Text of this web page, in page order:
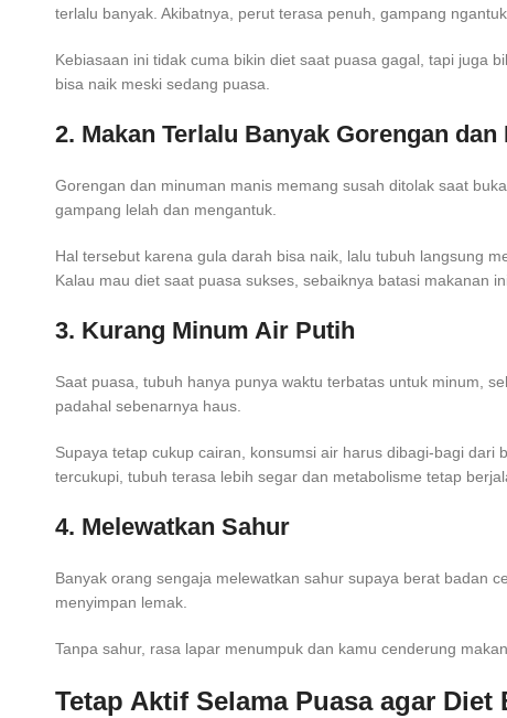
terlalu banyak. Akibatnya, perut terasa penuh, gampang
Kebiasaan ini tidak cuma bikin diet saat puasa gagal, tapi juga
bisa naik meski sedang puasa.
2. Makan Terlalu Banyak Gorengan dan
Gorengan dan minuman manis memang susah ditolak saat
gampang lelah dan mengantuk.
Hal tersebut karena gula darah bisa naik, lalu tubuh langsung
Kalau mau diet saat puasa sukses, sebaiknya batasi makanan
3. Kurang Minum Air Putih
Saat puasa, tubuh hanya punya waktu terbatas untuk minum,
padahal sebenarnya haus.
Supaya tetap cukup cairan, konsumsi air harus dibagi-bagi
tercukupi, tubuh terasa lebih segar dan metabolisme tetap
4. Melewatkan Sahur
Banyak orang sengaja melewatkan sahur supaya berat badan
menyimpan lemak.
Tanpa sahur, rasa lapar menumpuk dan kamu cenderung
Tetap Aktif Selama Puasa agar Diet